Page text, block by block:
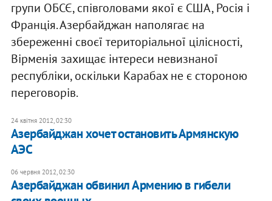
групи ОБСЄ, співголовами якої є США, Росія і
Франція. Азербайджан наполягає на
збереженні своєї територіальної цілісності,
Вірменія захищає інтереси невизнаної
республіки, оскільки Карабах не є стороною
переговорів.
24 квітня 2012, 02:30
Азербайджан хочет остановить Армянскую
АЭС
06 червня 2012, 02:30
Азербайджан обвинил Армению в гибели